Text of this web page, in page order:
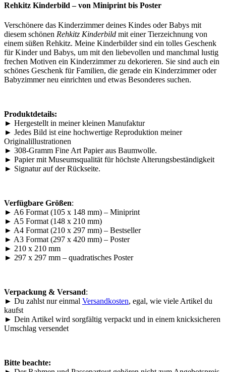
Rehkitz Kinderbild – von Miniprint bis Poster
Verschönere das Kinderzimmer deines Kindes oder Babys mit
diesem schönen Rehkitz Kinderbild mit einer Tierzeichnung von
einem süßen Rehkitz. Meine Kinderbilder sind ein tolles Geschenk
für Kinder und Babys, um mit den liebevollen und manchmal lustig
frechen Motiven ein Kinderzimmer zu dekorieren. Sie sind auch ein
schönes Geschenk für Familien, die gerade ein Kinderzimmer oder
Babyzimmer neu einrichten und etwas Besonderes suchen.
Produktdetails:
► Hergestellt in meiner kleinen Manufaktur
► Jedes Bild ist eine hochwertige Reproduktion meiner
Originalillustrationen
► 308-Gramm Fine Art Papier aus Baumwolle.
► Papier mit Museumsqualität für höchste Alterungsbeständigkeit
► Signatur auf der Rückseite.
Verfügbare Größen:
► A6 Format (105 x 148 mm) – Miniprint
► A5 Format (148 x 210 mm)
► A4 Format (210 x 297 mm) – Bestseller
► A3 Format (297 x 420 mm) – Poster
► 210 x 210 mm
► 297 x 297 mm – quadratisches Poster
Verpackung & Versand:
► Du zahlst nur einmal Versandkosten, egal, wie viele Artikel du
kaufst
► Dein Artikel wird sorgfältig verpackt und in einem knicksicheren
Umschlag versendet
Bitte beachte: